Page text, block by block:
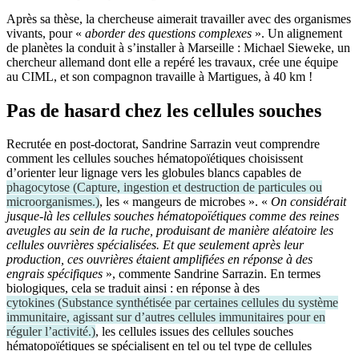
Après sa thèse, la chercheuse aimerait travailler avec des organismes
vivants, pour « aborder des questions complexes ». Un alignement
de planètes la conduit à s’installer à Marseille : Michael Sieweke, un
chercheur allemand dont elle a repéré les travaux, crée une équipe
au CIML, et son compagnon travaille à Martigues, à 40 km !
Pas de hasard chez les cellules souches
Recrutée en post-doctorat, Sandrine Sarrazin veut comprendre
comment les cellules souches hématopoïétiques choisissent
d’orienter leur lignage vers les globules blancs capables de
phagocytose (Capture, ingestion et destruction de particules ou
microorganismes.), les « mangeurs de microbes ». « On considérait
jusque-là les cellules souches hématopoïétiques comme des reines
aveugles au sein de la ruche, produisant de manière aléatoire les
cellules ouvrières spécialisées. Et que seulement après leur
production, ces ouvrières étaient amplifiées en réponse à des
engrais spécifiques », commente Sandrine Sarrazin. En termes
biologiques, cela se traduit ainsi : en réponse à des
cytokines (Substance synthétisée par certaines cellules du système
immunitaire, agissant sur d’autres cellules immunitaires pour en
réguler l’activité.), les cellules issues des cellules souches
hématopoïétiques se spécialisent en tel ou tel type de cellules